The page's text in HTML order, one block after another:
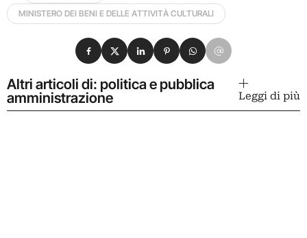
MINISTERO DEI BENI E DELLE ATTIVITÀ CULTURALI
Condividi su Facebook
Condividi su X
Condividi su LinkedIn
Condividi su Pinterest
Condividi su WhatsApp
Condividi su Email
Altri articoli di: politica e pubblica
amministrazione
Leggi di più